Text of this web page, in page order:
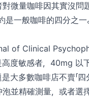
對微量咖啡因其實沒
是一般咖啡的四分之一
of Clinical
高度敏感者，40mg 以
大多數咖啡店不賣「四
並精確測量，或者選